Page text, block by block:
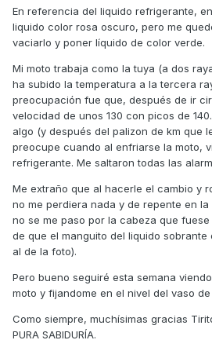
En referencia del liquido refrigerante,
liquido color rosa oscuro, pero me
vaciarlo y poner líquido de color verde.
Mi moto trabaja como la tuya (a dos
ha subido la temperatura a la tercera
preocupación fue que, después de ir
velocidad de unos 130 con picos de
algo (y después del palizon de km que
preocupe cuando al enfriarse la moto,
refrigerante. Me saltaron todas las
Me extraño que al hacerle el cambio y
no me perdiera nada y de repente en
no se me paso por la cabeza que
de que el manguito del liquido
al de la foto).
Pero bueno seguiré esta semana
moto y fijandome en el nivel del vaso
Como siempre, muchísimas gracias
PURA SABIDURÍA.